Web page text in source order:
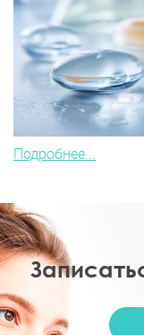
Подробнее...